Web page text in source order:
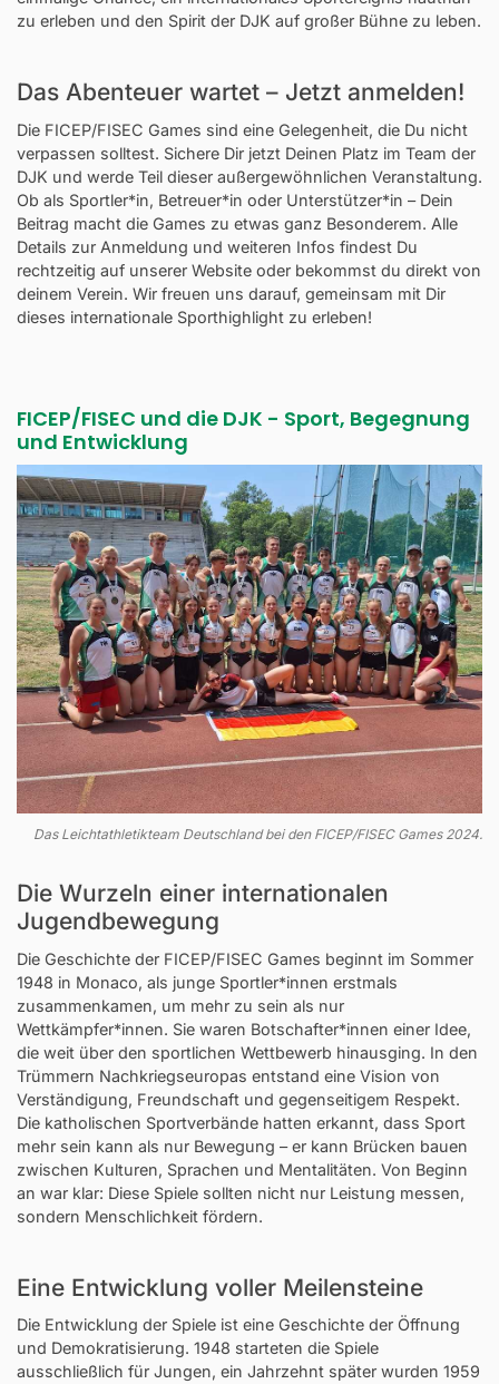
zu erleben und den Spirit der DJK auf großer Bühne zu leben.
Das Abenteuer wartet – Jetzt anmelden!
Die FICEP/FISEC Games sind eine Gelegenheit, die Du nicht
verpassen solltest. Sichere Dir jetzt Deinen Platz im Team der
DJK und werde Teil dieser außergewöhnlichen Veranstaltung.
Ob als Sportler*in, Betreuer*in oder Unterstützer*in – Dein
Beitrag macht die Games zu etwas ganz Besonderem. Alle
Details zur Anmeldung und weiteren Infos findest Du
rechtzeitig auf unserer Website oder bekommst du direkt von
deinem Verein. Wir freuen uns darauf, gemeinsam mit Dir
dieses internationale Sporthighlight zu erleben!
FICEP/FISEC und die DJK - Sport, Begegnung
und Entwicklung
Das Leichtathletikteam Deutschland bei den FICEP/FISEC Games 2024.
Die Wurzeln einer internationalen
Jugendbewegung
Die Geschichte der FICEP/FISEC Games beginnt im Sommer
1948 in Monaco, als junge Sportler*innen erstmals
zusammenkamen, um mehr zu sein als nur
Wettkämpfer*innen. Sie waren Botschafter*innen einer Idee,
die weit über den sportlichen Wettbewerb hinausging. In den
Trümmern Nachkriegseuropas entstand eine Vision von
Verständigung, Freundschaft und gegenseitigem Respekt.
Die katholischen Sportverbände hatten erkannt, dass Sport
mehr sein kann als nur Bewegung – er kann Brücken bauen
zwischen Kulturen, Sprachen und Mentalitäten. Von Beginn
an war klar: Diese Spiele sollten nicht nur Leistung messen,
sondern Menschlichkeit fördern.
Eine Entwicklung voller Meilensteine
Die Entwicklung der Spiele ist eine Geschichte der Öffnung
und Demokratisierung. 1948 starteten die Spiele
ausschließlich für Jungen, ein Jahrzehnt später wurden 1959